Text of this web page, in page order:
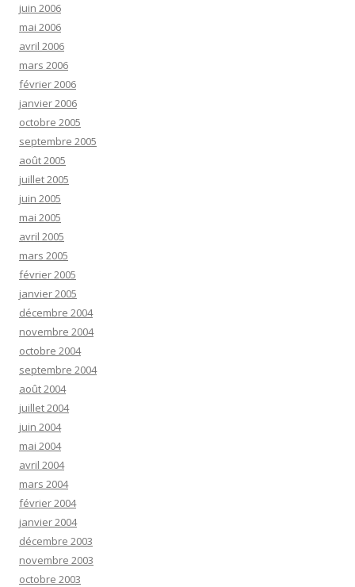
juin 2006
mai 2006
avril 2006
mars 2006
février 2006
janvier 2006
octobre 2005
septembre 2005
août 2005
juillet 2005
juin 2005
mai 2005
avril 2005
mars 2005
février 2005
janvier 2005
décembre 2004
novembre 2004
octobre 2004
septembre 2004
août 2004
juillet 2004
juin 2004
mai 2004
avril 2004
mars 2004
février 2004
janvier 2004
décembre 2003
novembre 2003
octobre 2003